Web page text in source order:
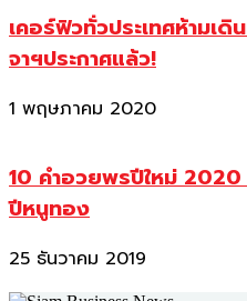
เคอร์ฟิวทั่วประเทศห้ามเ
จาฯประกาศแล้ว!
1 พฤษภาคม 2020
10 คำอวยพรปีใหม่
ปีหนูทอง
25 ธันวาคม 2019